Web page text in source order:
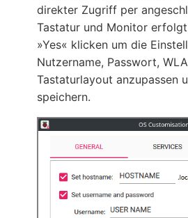
direkter Zugriff per
Tastatur und Monitor
Yes
klicken um die
Nutzername, Passwort,
Tastaturlayout anzupassen
speichern.